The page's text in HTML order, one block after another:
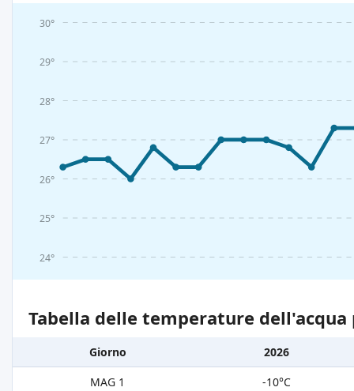
24°
25°
26°
27°
28°
29°
30°
Tabella delle temperature
Giorno
2026
MAG 1
-10°C